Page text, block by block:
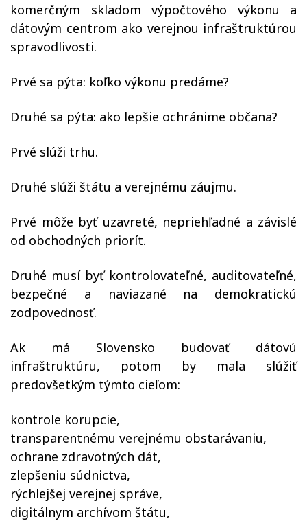
komerčným skladom výpočtového výkonu a
dátovým centrom ako verejnou infraštruktúrou
spravodlivosti.
Prvé sa pýta: koľko výkonu predáme?
Druhé sa pýta: ako lepšie ochránime občana?
Prvé slúži trhu.
Druhé slúži štátu a verejnému záujmu.
Prvé môže byť uzavreté, nepriehľadné a závislé
od obchodných priorít.
Druhé musí byť kontrolovateľné, auditovateľné,
bezpečné a naviazané na demokratickú
zodpovednosť.
Ak má Slovensko budovať dátovú
infraštruktúru, potom by mala slúžiť
predovšetkým týmto cieľom:
kontrole korupcie,
transparentnému verejnému obstarávaniu,
ochrane zdravotných dát,
zlepšeniu súdnictva,
rýchlejšej verejnej správe,
digitálnym archívom štátu,